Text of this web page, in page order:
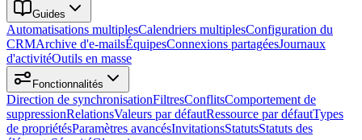
Guides
Automatisations multiplesCalendriers multiplesConfiguration du
CRMArchive d'e-mailsÉquipesConnexions partagéesJournaux
d'activitéOutils en masse
Fonctionnalités
Direction de synchronisationFiltresConflitsComportement de
suppressionRelationsValeurs par défautRessource par défautTypes
de propriétésParamètres avancésInvitationsStatutsStatuts des